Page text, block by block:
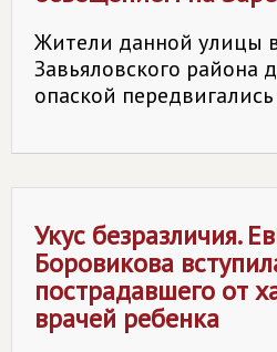
Жители данной улицы
Завьяловского района
опаской
Укус безразличия.
Боровикова
пострадавшего от
врачей ребенка